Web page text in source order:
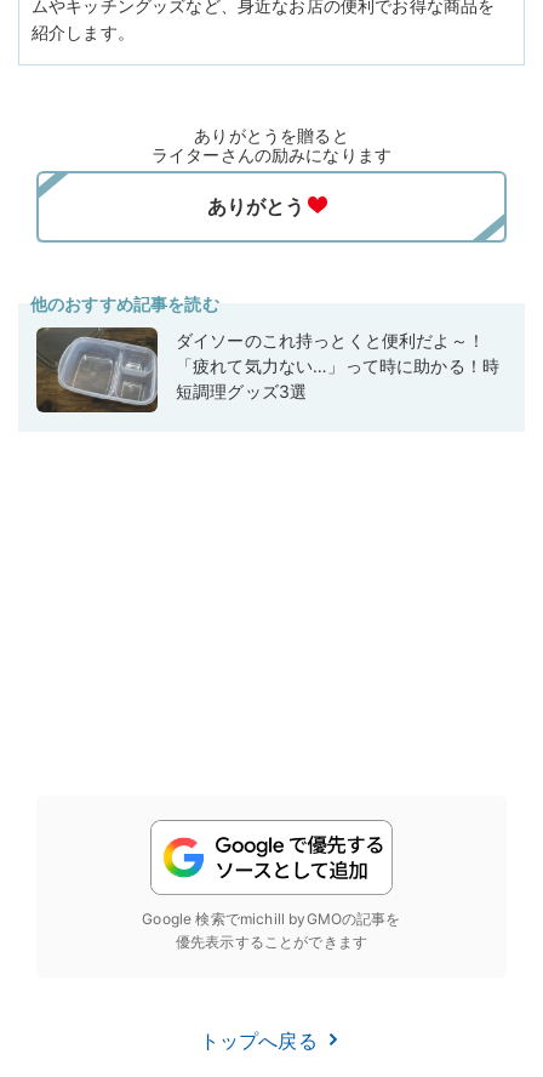
ムやキッチングッズなど、身近なお店の便利でお得な商品を
紹介します。
ありがとうを贈ると
ライターさんの励みになります
他のおすすめ記事を読む
ダイソーのこれ持っとくと便利だよ～！
「疲れて気力ない…」って時に助かる！時
短調理グッズ3選
Google 検索でmichill byGMOの記事を
優先表示することができます
トップへ戻る